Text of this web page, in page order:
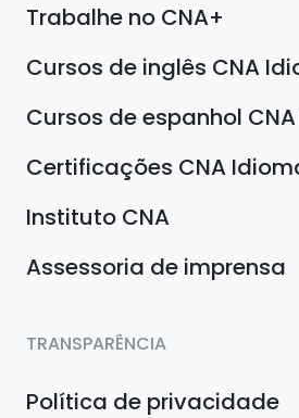
Trabalhe no CNA+
Cursos de inglês CNA
Cursos de espanhol
Certificações CNA
Instituto CNA
Assessoria de imprensa
TRANSPARÊNCIA
Política de privacidade